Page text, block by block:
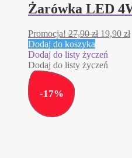
Żarówka LED
Promocja! 27,90zł Pierwotna
wynosiła:
27,90 zł.
19,90 zł
Dodaj do koszyka
Dodaj do listy życzeń
Dodaj do listy życzeń
-17%